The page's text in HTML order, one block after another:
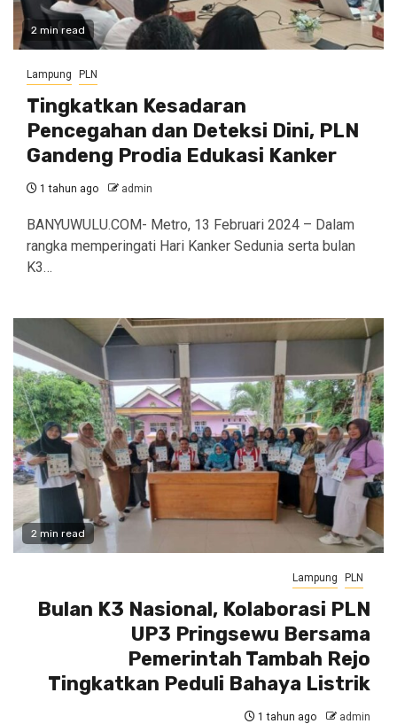
2 min read
Lampung PLN
Tingkatkan Kesadaran
Pencegahan dan Deteksi Dini, PLN
Gandeng Prodia Edukasi Kanker
1 tahun ago admin
BANYUWULU.COM- Metro, 13 Februari 2024 – Dalam
rangka memperingati Hari Kanker Sedunia serta bulan
K3…
2 min read
Lampung PLN
Bulan K3 Nasional, Kolaborasi PLN
UP3 Pringsewu Bersama
Pemerintah Tambah Rejo
Tingkatkan Peduli Bahaya Listrik
1 tahun ago admin